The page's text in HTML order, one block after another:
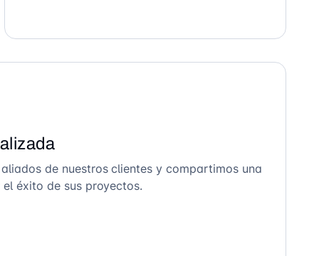
de nuestros clientes y compartimos una
éxito de sus proyectos.